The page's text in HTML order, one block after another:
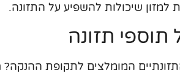
למזון שיכולות להשפיע על התזונה.
תזונה
המומלצים לתקופת ההנקה?